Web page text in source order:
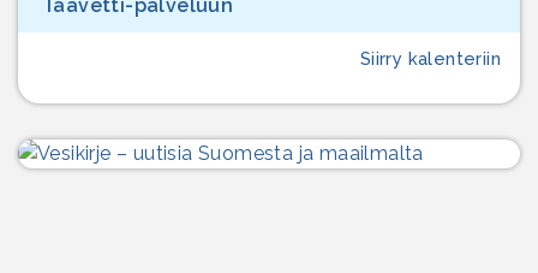
Taavetti-palveluun
Siirry kalenteriin